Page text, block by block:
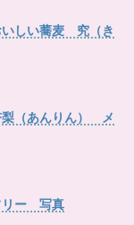
しい蕎麦 究（き
（あんりん） メ
リー 写真